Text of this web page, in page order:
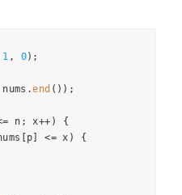
1 , 0);
nums .end ());
n ; x++ )
{
[p] <= x )
{